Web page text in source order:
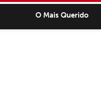
O Mais Querido